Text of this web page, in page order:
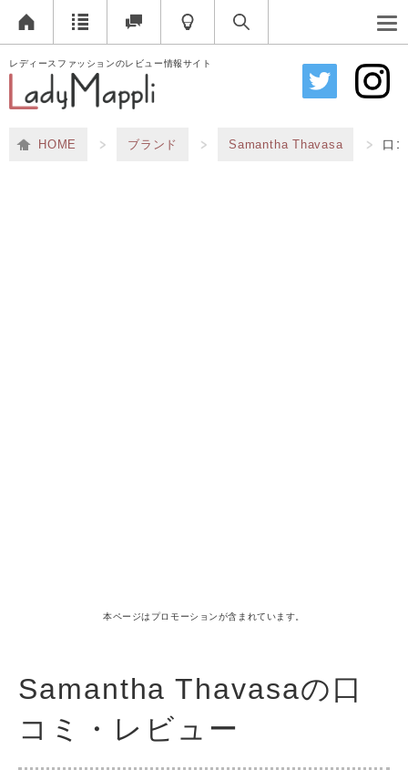
レディースファッションのレビュー情報サイト
HOME ブランド Samantha Thavasa 口
本ページはプロモーションが含まれています。
Samantha Thavasaの口
コミ・レビュー